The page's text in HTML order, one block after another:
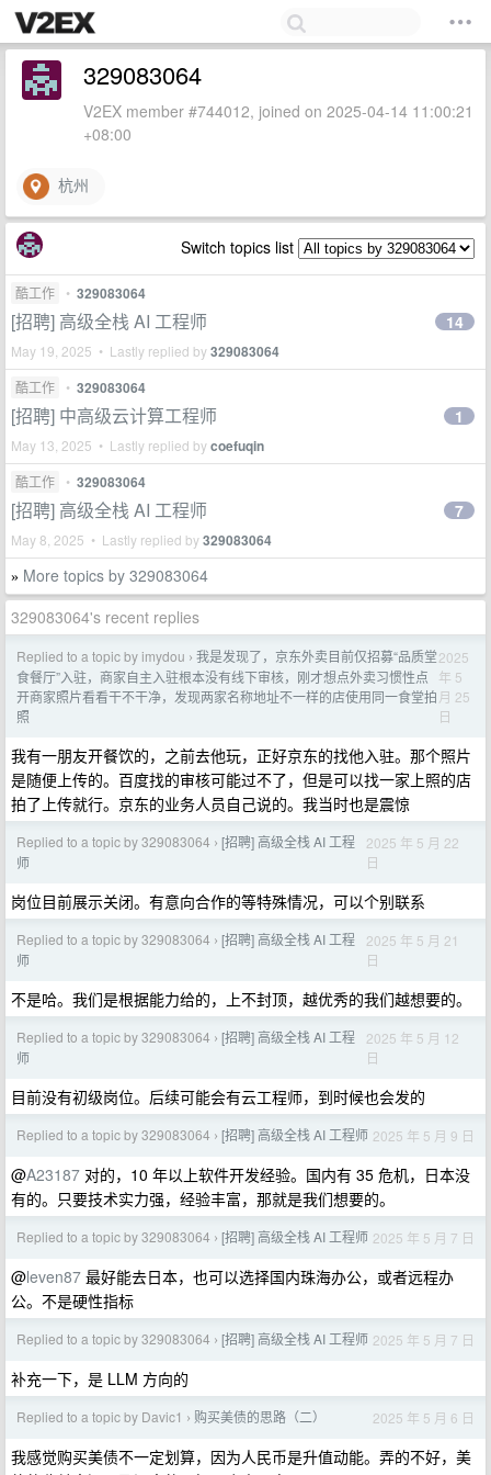
329083064
V2EX member #744012, joined on 2025-04-14 11:00:21
+08:00
杭州
Switch topics list
酷工作 • 329083064
[招聘] 高级全栈 AI 工程师
May 19, 2025 • Lastly replied by329083064
14
酷工作 • 329083064
[招聘] 中高级云计算工程师
May 13, 2025 • Lastly replied bycoefuqin
1
酷工作 • 329083064
[招聘] 高级全栈 AI 工程师
May 8, 2025 • Lastly replied by329083064
7
» More topics by 329083064
329083064's recent replies
Replied to a topic by imydou › 我是发现了，京东外卖目前仅招募“品质堂
食餐厅”入驻，商家自主入驻根本没有线下审核，刚才想点外卖习惯性点
开商家照片看看干不干净，发现两家名称地址不一样的店使用同一食堂拍
照
2025
年 5
月 25
日
我有一朋友开餐饮的，之前去他玩，正好京东的找他入驻。那个照片
是随便上传的。百度找的审核可能过不了，但是可以找一家上照的店
拍了上传就行。京东的业务人员自己说的。我当时也是震惊
Replied to a topic by 329083064 › [招聘] 高级全栈 AI 工程
师
2025 年 5 月 22
日
岗位目前展示关闭。有意向合作的等特殊情况，可以个别联系
Replied to a topic by 329083064 › [招聘] 高级全栈 AI 工程
师
2025 年 5 月 21
日
不是哈。我们是根据能力给的，上不封顶，越优秀的我们越想要的。
Replied to a topic by 329083064 › [招聘] 高级全栈 AI 工程
师
2025 年 5 月 12
日
目前没有初级岗位。后续可能会有云工程师，到时候也会发的
Replied to a topic by 329083064 › [招聘] 高级全栈 AI 工程师 2025 年 5 月 9 日
@A23187 对的，10 年以上软件开发经验。国内有 35 危机，日本没
有的。只要技术实力强，经验丰富，那就是我们想要的。
Replied to a topic by 329083064 › [招聘] 高级全栈 AI 工程师 2025 年 5 月 7 日
@leven87 最好能去日本，也可以选择国内珠海办公，或者远程办
公。不是硬性指标
Replied to a topic by 329083064 › [招聘] 高级全栈 AI 工程师 2025 年 5 月 7 日
补充一下，是 LLM 方向的
Replied to a topic by Davic1 › 购买美债的思路（二） 2025 年 5 月 6 日
我感觉购买美债不一定划算，因为人民币是升值动能。弄的不好，美